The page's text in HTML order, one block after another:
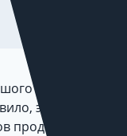
бизнеса
это не
продаж.